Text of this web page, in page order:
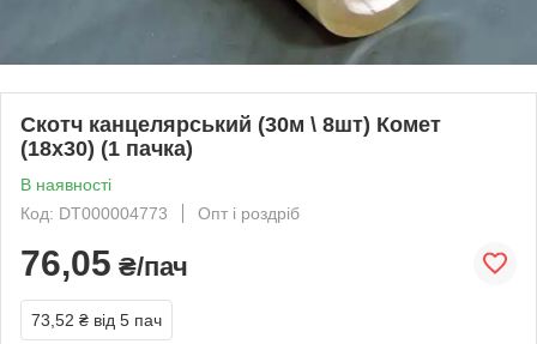
Скотч канцелярський (30м \ 8шт) Комет
(18х30) (1 пачка)
В наявності
Код: DT000004773
Опт і роздріб
76,05 ₴/пач
73,52 ₴ від 5 пач